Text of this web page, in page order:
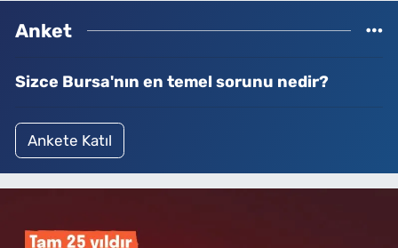
Anket
Sizce Bursa'nın en temel sorunu nedir?
Ankete Katıl